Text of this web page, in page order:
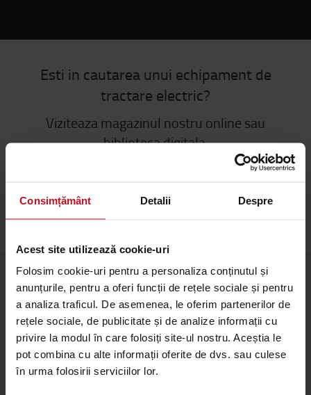
Consimțământ Detalii Despre
Acest site utilizează cookie-uri
Folosim cookie-uri pentru a personaliza conținutul și
anunțurile, pentru a oferi funcții de rețele sociale și pentru
a analiza traficul. De asemenea, le oferim partenerilor de
rețele sociale, de publicitate și de analize informații cu
privire la modul în care folosiți site-ul nostru. Aceștia le
pot combina cu alte informații oferite de dvs. sau culese
în urma folosirii serviciilor lor.
Esti in cautarea unui echipament de
tractare electric?
Viziteaza magazinul nostru online sau
biblioteca digitala
BIBLIOTECA
Despre Toyota
Cine suntem
De ce Toyota